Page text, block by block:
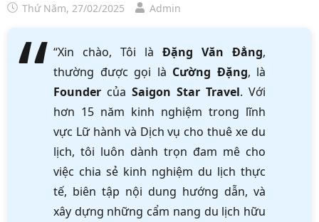
Thứ Năm, 27/02/2025 Admin
“Xin chào, Tôi là Đặng Văn Đẳng,
thường được gọi là Cường Đặng, là
Founder của Saigon Star Travel. Với
hơn 15 năm kinh nghiệm trong lĩnh
vực Lữ hành và Dịch vụ cho thuê xe du
lịch, tôi luôn dành trọn đam mê cho
việc chia sẻ kinh nghiệm du lịch thực
tế, biên tập nội dung hướng dẫn, và
xây dựng những cẩm nang du lịch hữu